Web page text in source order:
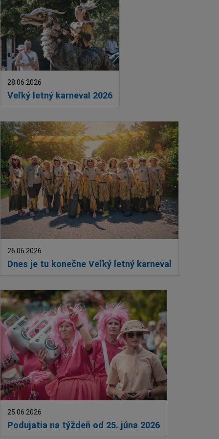
Deti a rodina
Dobrovoľníctvo
Benefícia
Duchovný život
EkoMesto
Tradície
Veda
Súťaž
Pracovné ponuky
Veľký letný karneval 2026
28.06.2026
Dnes je tu konečne Veľký letný karneval
26.06.2026
Podujatia na týždeň od 25. júna 2026
25.06.2026